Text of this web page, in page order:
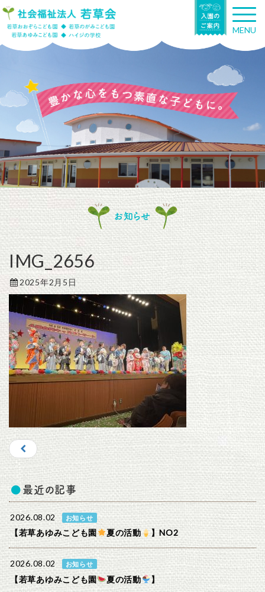
T
o
g
n
g
a
t
n
MENU
お知らせ
IMG_2656
2025年2月5日
最近の記事
2026.08.02 お知らせ
【若草あゆみこども園 夏の活動 】NO2
2026.08.02 お知らせ
【若草あゆみこども園 夏の活動 】